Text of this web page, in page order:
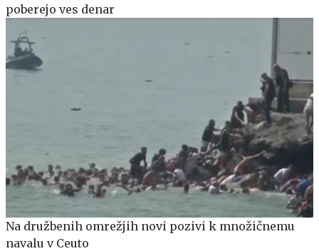
poberejo ves denar
Na družbenih omrežjih novi pozivi k množičnemu
navalu v Ceuto